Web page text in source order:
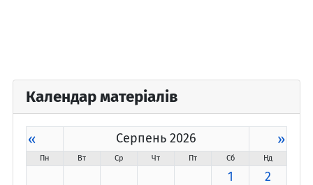
Календар матеріалів
« Серпень 2026 »
Пн Вт Ср Чт Пт Сб Нд
1
2